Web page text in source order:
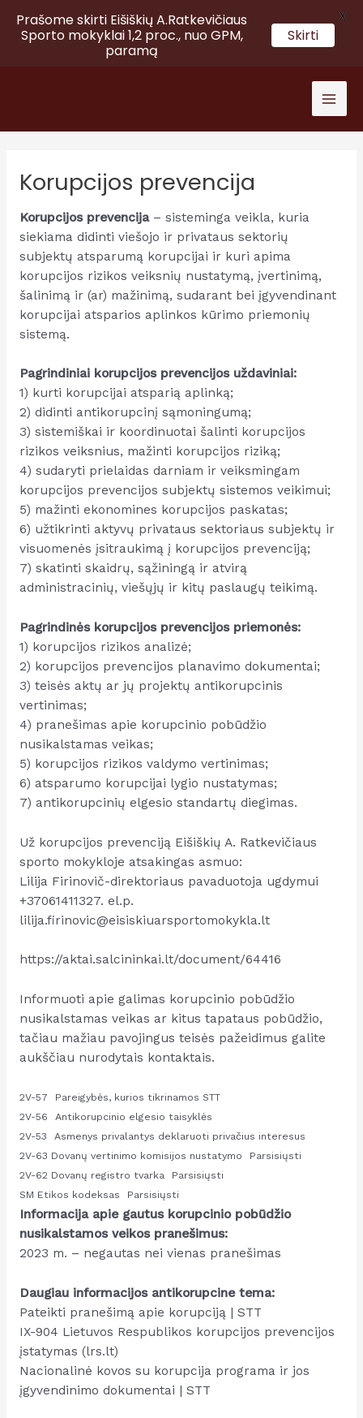
Korupcijos prevencija
Korupcijos prevencija– sisteminga veikla, kuria
siekiama didinti viešojo ir privataus sektorių
subjektų atsparumą korupcijai ir kuri apima
korupcijos rizikos veiksnių nustatymą, įvertinimą,
šalinimą ir (ar) mažinimą, sudarant bei įgyvendinant
korupcijai atsparios aplinkos kūrimo priemonių
sistemą.
Pagrindiniai korupcijos prevencijos uždaviniai:
1) kurti korupcijai atsparią aplinką;
2) didinti antikorupcinį sąmoningumą;
3) sistemiškai ir koordinuotai šalinti korupcijos
rizikos veiksnius, mažinti korupcijos riziką;
4) sudaryti prielaidas darniam ir veiksmingam
korupcijos prevencijos subjektų sistemos veikimui;
5) mažinti ekonomines korupcijos paskatas;
6) užtikrinti aktyvų privataus sektoriaus subjektų ir
visuomenės įsitraukimą į korupcijos prevenciją;
7) skatinti skaidrų, sąžiningą ir atvirą
administracinių, viešųjų ir kitų paslaugų teikimą.
Pagrindinės korupcijos prevencijos priemonės:
1) korupcijos rizikos analizė;
2) korupcijos prevencijos planavimo dokumentai;
3) teisės aktų ar jų projektų antikorupcinis
vertinimas;
4) pranešimas apie korupcinio pobūdžio
nusikalstamas veikas;
5) korupcijos rizikos valdymo vertinimas;
6) atsparumo korupcijai lygio nustatymas;
7) antikorupcinių elgesio standartų diegimas.
Už korupcijos prevenciją Eišiškių A. Ratkevičiaus
sporto mokykloje atsakingas asmuo:
Lilija Firinovič-direktoriaus pavaduotoja ugdymui
+37061411327. el.p.
lilija.firinovic@eisiskiuarsportomokykla.lt
https://aktai.salcininkai.lt/document/64416
Informuoti apie galimas korupcinio pobūdžio
nusikalstamas veikas ar kitus tapataus pobūdžio,
tačiau mažiau pavojingus teisės pažeidimus galite
aukščiau nurodytais kontaktais.
2V-57
Pareigybės, kurios tikrinamos STT
2V-56
Antikorupcinio elgesio taisyklės
2V-53
Asmenys privalantys deklaruoti privačius interesus
2V-63 Dovanų vertinimo komisijos nustatymo
Parsisiųsti
2V-62 Dovanų registro tvarka
Parsisiųsti
SM Etikos kodeksas
Parsisiųsti
Informacija apie gautus korupcinio pobūdžio
nusikalstamos veikos pranešimus:
2023 m. – negautas nei vienas pranešimas
Daugiau informacijos antikorupcine tema:
Pateikti pranešimą apie korupciją | STT
IX-904 Lietuvos Respublikos korupcijos prevencijos
įstatymas (lrs.lt)
Nacionalinė kovos su korupcija programa ir jos
įgyvendinimo dokumentai | STT
Prašome skirti Eišiškių A.Ratkevičiaus
Sporto mokyklai 1,2 proc., nuo GPM,
paramą
Skirti
X